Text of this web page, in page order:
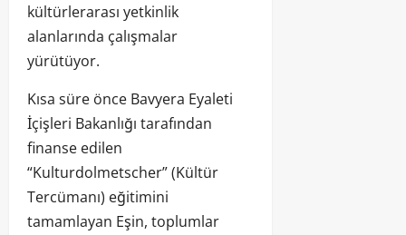
kültürlerarası yetkinlik
alanlarında çalışmalar
yürütüyor.
Kısa süre önce Bavyera Eyaleti
İçişleri Bakanlığı tarafından
finanse edilen
“Kulturdolmetscher” (Kültür
Tercümanı) eğitimini
tamamlayan Eşin, toplumlar